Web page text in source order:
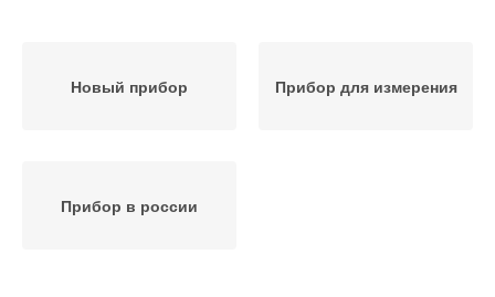
Новый прибор Прибор для измерения
Прибор в россии